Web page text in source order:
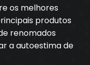
os melhores
produtos
renomados
a autoestima de